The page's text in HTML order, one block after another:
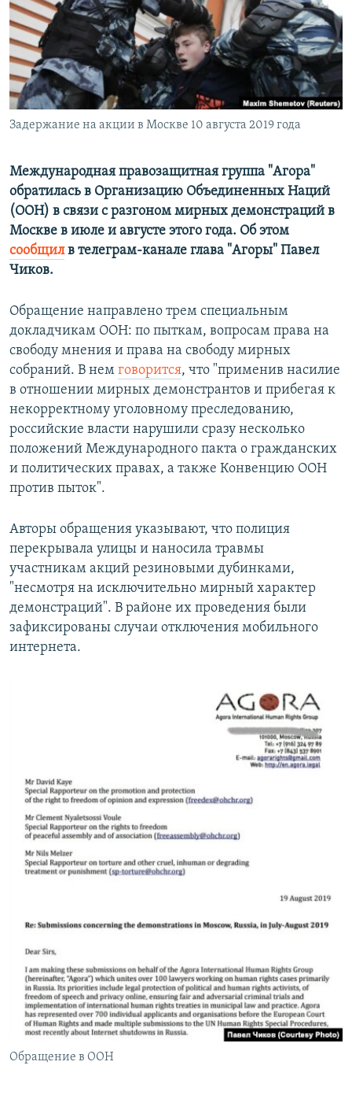
ПОБЕДИТЕЛЕЙ НЕ СУДЯТ?
КРЫМ.НЕПОКОРЕННЫЙ
ELIFBE
УКРАИНСКАЯ ПРОБЛЕМА КРЫМА
ПРИСОЕДИНЯЙТЕСЬ!
Все сайты RFE/RL
Задержание на акции в Москве 10 августа 2019 года
Международная правозащитная группа "Агора"
обратилась в Организацию Объединенных Наций
(ООН) в связи с разгоном мирных демонстраций в
Москве в июле и августе этого года. Об этом
сообщилв телеграм-канале глава "Агоры" Павел
Чиков.
Обращение направлено трем специальным
докладчикам ООН: по пыткам, вопросам права на
свободу мнения и права на свободу мирных
собраний. В нем говорится, что "применив насилие
в отношении мирных демонстрантов и прибегая к
некорректному уголовному преследованию,
российские власти нарушили сразу несколько
положений Международного пакта о гражданских
и политических правах, а также Конвенцию ООН
против пыток".
Авторы обращения указывают, что полиция
перекрывала улицы и наносила травмы
участникам акций резиновыми дубинками,
"несмотря на исключительно мирный характер
демонстраций". В районе их проведения были
зафиксированы случаи отключения мобильного
интернета.
Обращение в ООН